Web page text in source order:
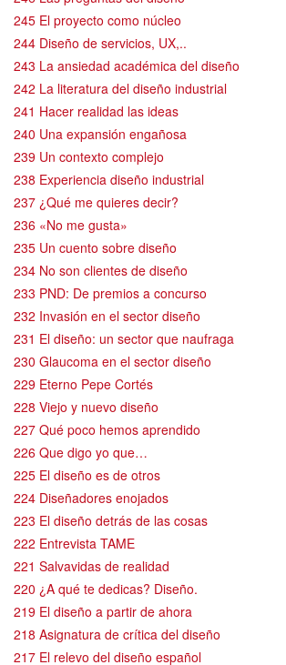
245 El proyecto como núcleo
244 Diseño de servicios, UX,..
243 La ansiedad académica del diseño
242 La literatura del diseño industrial
241 Hacer realidad las ideas
240 Una expansión engañosa
239 Un contexto complejo
238 Experiencia diseño industrial
237 ¿Qué me quieres decir?
236 «No me gusta»
235 Un cuento sobre diseño
234 No son clientes de diseño
233 PND: De premios a concurso
232 Invasión en el sector diseño
231 El diseño: un sector que naufraga
230 Glaucoma en el sector diseño
229 Eterno Pepe Cortés
228 Viejo y nuevo diseño
227 Qué poco hemos aprendido
226 Que digo yo que…
225 El diseño es de otros
224 Diseñadores enojados
223 El diseño detrás de las cosas
222 Entrevista TAME
221 Salvavidas de realidad
220 ¿A qué te dedicas? Diseño.
219 El diseño a partir de ahora
218 Asignatura de crítica del diseño
217 El relevo del diseño español